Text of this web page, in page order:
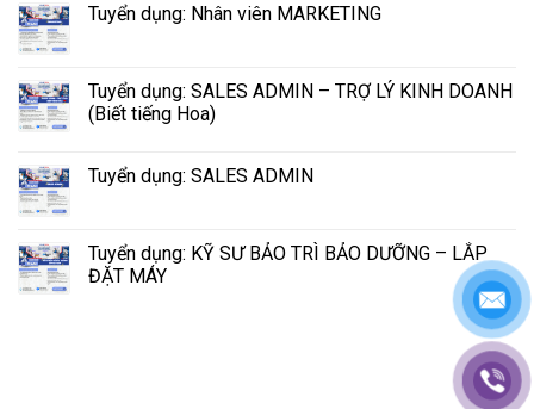
Tuyển dụng: Nhân viên MARKETING
Tuyển dụng: SALES ADMIN – TRỢ LÝ KINH DOANH
(Biết tiếng Hoa)
Tuyển dụng: SALES ADMIN
Tuyển dụng: KỸ SƯ BẢO TRÌ BẢO DƯỠNG – LẮP
ĐẶT MÁY